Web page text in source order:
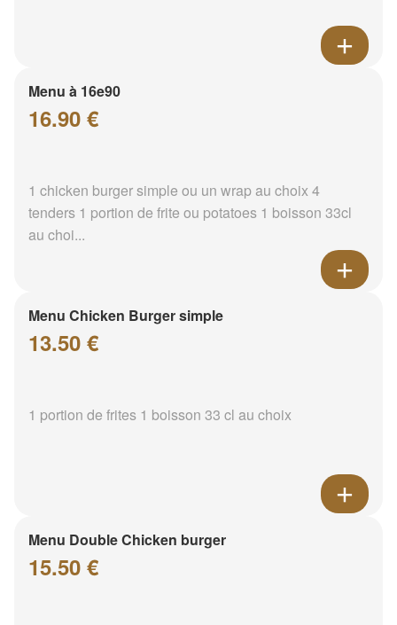
Menu à 16e90
16.90 €
1 chicken burger simple ou un wrap au choix 4
tenders 1 portion de frite ou potatoes 1 boisson 33cl
au choi...
Menu Chicken Burger simple
13.50 €
1 portion de frites 1 boisson 33 cl au choix
Menu Double Chicken burger
15.50 €